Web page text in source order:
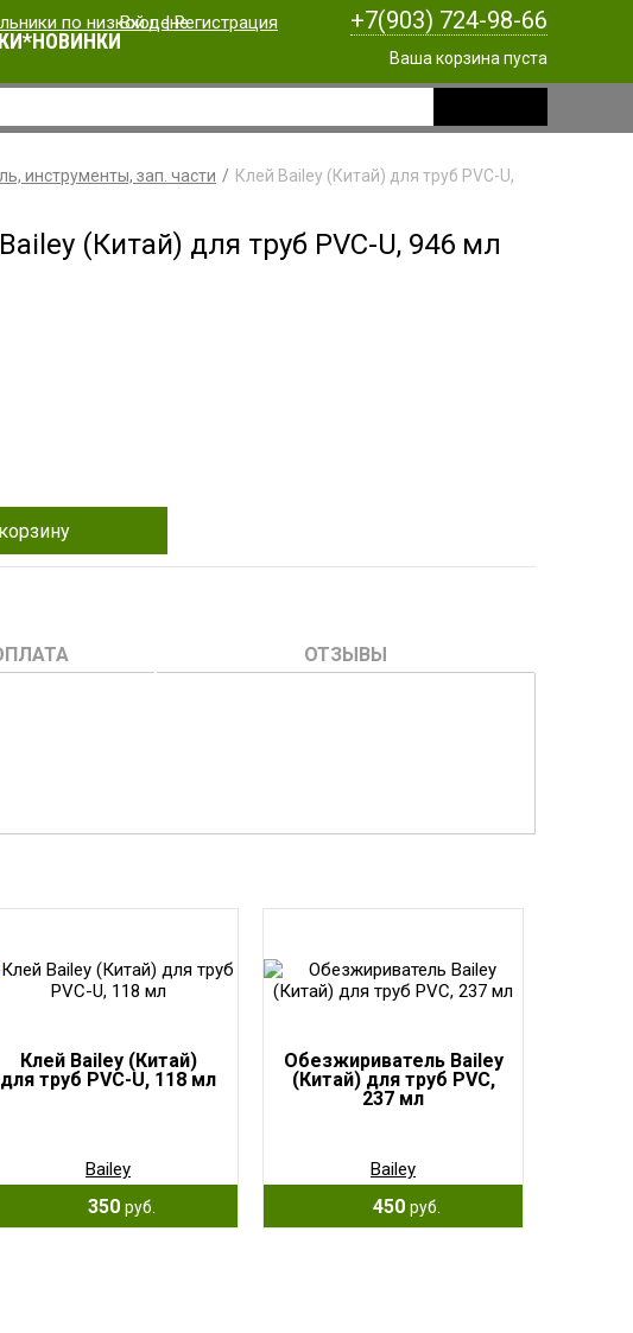
Вход|Регистрация +7(903) 724-98-66
Ваша корзина пуста
инструменты, зап. части
Клей Bailey (Китай) для труб PVC-U,
(Китай) для труб PVC-U, 946 мл
ОТЗЫВЫ
Клей Bailey (Китай)
для труб PVC-U, 118 мл
Bailey
350 руб.
Обезжириватель Bailey
(Китай) для труб PVC,
237 мл
Bailey
450 руб.